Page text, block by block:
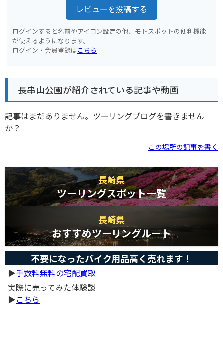
レビューを投稿する
ログインすると名前やアイコン設定の他、モトスポットの便利機能
が使えるようになります。
ログイン・会員登録はこちら
長串山公園が紹介されている記事や動画
記事はまだありません。ツーリングブログを書きません
か？
この場所の記事を書く
長崎県
ツーリングスポット一覧
長崎県
おすすめツーリングルート
不要になったバイク用品高く売れます！
▶︎手数料無料の宅配買取
実際に売ってみた体験談
▶︎こちら